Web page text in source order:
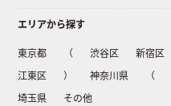
エリアから探す
東京都 （ 渋谷区 新宿区
江東区
） 神奈川県 （
埼玉県
その他